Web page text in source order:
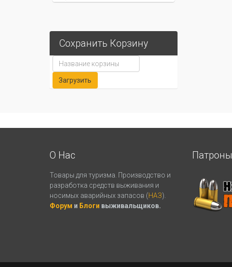
Сохранить Корзину
О Нас
Товары для туризма. Производство и
разработка средств выживания и
носимых аварийных запасов (НАЗ).
Форум и Блоги выживальщиков.
Патроны